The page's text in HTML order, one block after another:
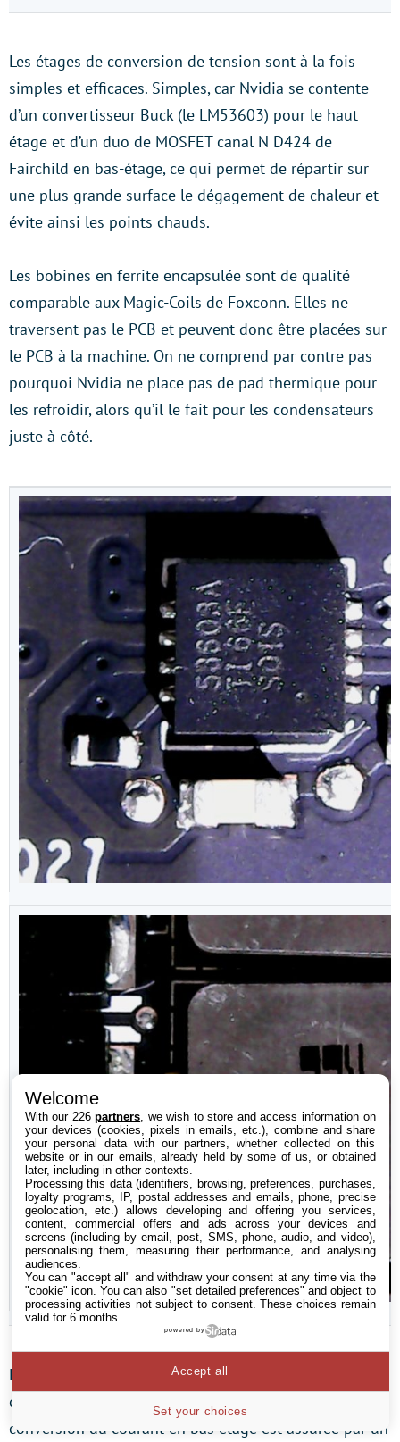
Les étages de conversion de tension sont à la fois
simples et efficaces. Simples, car Nvidia se contente
d’un convertisseur Buck (le LM53603) pour le haut
étage et d’un duo de MOSFET canal N D424 de
Fairchild en bas-étage, ce qui permet de répartir sur
une plus grande surface le dégagement de chaleur et
évite ainsi les points chauds.
Les bobines en ferrite encapsulée sont de qualité
comparable aux Magic-Coils de Foxconn. Elles ne
traversent pas le PCB et peuvent donc être placées sur
le PCB à la machine. On ne comprend par contre pas
pourquoi Nvidia ne place pas de pad thermique pour
les refroidir, alors qu’il le fait pour les condensateurs
juste à côté.
La mémoire est ravitaillée en courant par deux étages
d’alimentation régis par un contrôleur uP1685. La
conversion du courant en bas étage est assurée par un
Welcome
With our 226partners , we wish to store and access information on
your devices (cookies, pixels in emails, etc.), combine and share
your personal data with our partners, whether collected on this
website or in our emails, already held by some of us, or obtained
later, including in other contexts.
Processing this data (identifiers, browsing, preferences, purchases,
loyalty programs, IP, postal addresses and emails, phone, precise
geolocation, etc.) allows developing and offering you services,
content, commercial offers and ads across your devices and
screens (including by email, post, SMS, phone, audio, and video),
personalising them, measuring their performance, and analysing
audiences.
You can "accept all" and withdraw your consent at any time via the
"cookie" icon. You can also "set detailed preferences" and object to
processing activities not subject to consent. These choices remain
valid for 6 months.
powered by
Set your choices
Accept all